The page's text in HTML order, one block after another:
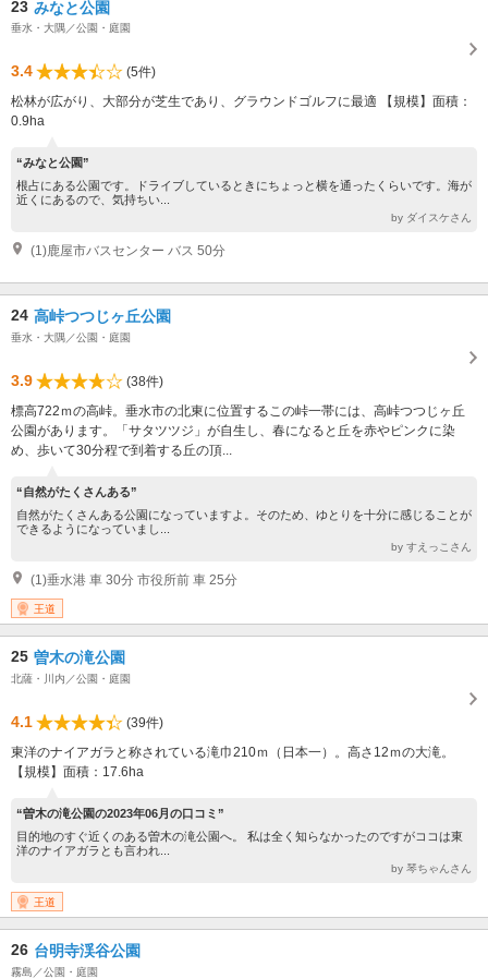
23 みなと公園
垂水・大隅／公園・庭園
3.4
(5件)
松林が広がり、大部分が芝生であり、グラウンドゴルフに最適 【規模】面積：
0.9ha
“みなと公園”
根占にある公園です。ドライブしているときにちょっと横を通ったくらいです。海が
近くにあるので、気持ちい...
by ダイスケさん
(1)鹿屋市バスセンター バス 50分
24 高峠つつじヶ丘公園
垂水・大隅／公園・庭園
3.9
(38件)
標高722ｍの高峠。垂水市の北東に位置するこの峠一帯には、高峠つつじヶ丘
公園があります。「サタツツジ」が自生し、春になると丘を赤やピンクに染
め、歩いて30分程で到着する丘の頂...
“自然がたくさんある”
自然がたくさんある公園になっていますよ。そのため、ゆとりを十分に感じることが
できるようになっていまし...
by すえっこさん
(1)垂水港 車 30分 市役所前 車 25分
王道
25 曽木の滝公園
北薩・川内／公園・庭園
4.1
(39件)
東洋のナイアガラと称されている滝巾210ｍ（日本一）。高さ12ｍの大滝。
【規模】面積：17.6ha
“曽木の滝公園の2023年06月の口コミ”
目的地のすぐ近くのある曽木の滝公園へ。 私は全く知らなかったのですがココは東
洋のナイアガラとも言われ...
by 琴ちゃんさん
王道
26 台明寺渓谷公園
霧島／公園・庭園